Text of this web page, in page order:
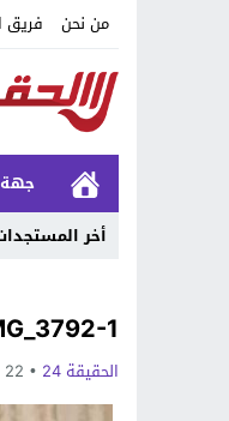
من نحن فريق
أخر
1
الحقيقة 24 22 يوليو 2025